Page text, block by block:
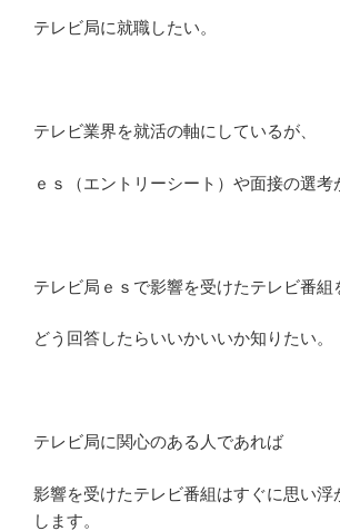
デ
職
経
テレビ局に就職したい。
テレビ業界を就活の軸にしているが、
ｅｓ（エントリーシート）や面接の選考
テレビ局ｅｓで影響を受けたテレビ番組
どう回答したらいいかいいか知りたい。
テレビ局に関心のある人であれば
影響を受けたテレビ番組はすぐに思い浮
します。